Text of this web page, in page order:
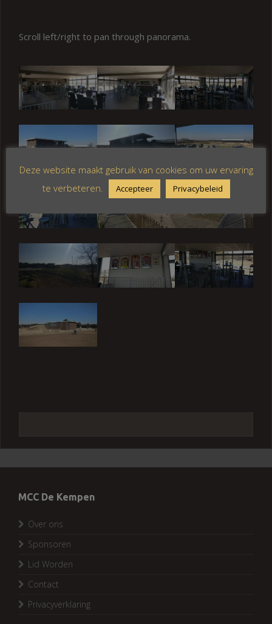
Scroll left/right to pan through panorama.
MCC De Kempen
Over ons
Sponsoren
Lid Worden
Contact
Privacyverklaring
Deze website maakt gebruik van cookies om uw ervaring
te verbeteren.
Accepteer Privacybeleid